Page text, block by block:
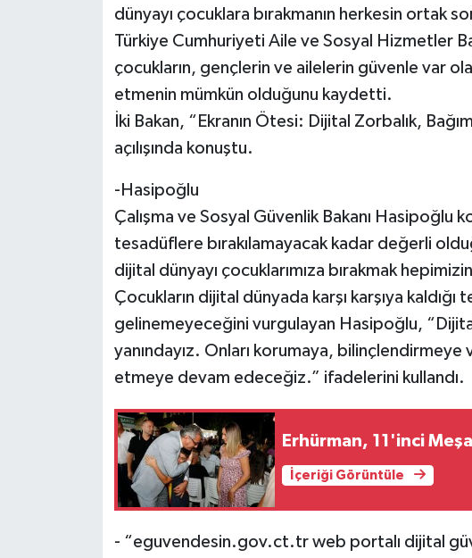
dünyayı çocuklara bırakmanın herkesin ortak
Türkiye Cumhuriyeti Aile ve Sosyal Hizmetler
çocukların, gençlerin ve ailelerin güvenle var
etmenin mümkün olduğunu kaydetti.
İki Bakan, “Ekranın Ötesi: Dijital Zorbalık,
açılışında konuştu.
-Hasipoğlu
Çalışma ve Sosyal Güvenlik Bakanı Hasipoğlu
tesadüflere bırakılamayacak kadar değerli
dijital dünyayı çocuklarımıza bırakmak
Çocukların dijital dünyada karşı karşıya
gelinemeyeceğini vurgulayan Hasipoğlu,
yanındayız. Onları korumaya,
etmeye devam edeceğiz.” ifadelerini kullandı.
Erhürman, 11'inci
İçeriği Görüntüle
- “eguvendesin.gov.ct.tr web portalı dijital